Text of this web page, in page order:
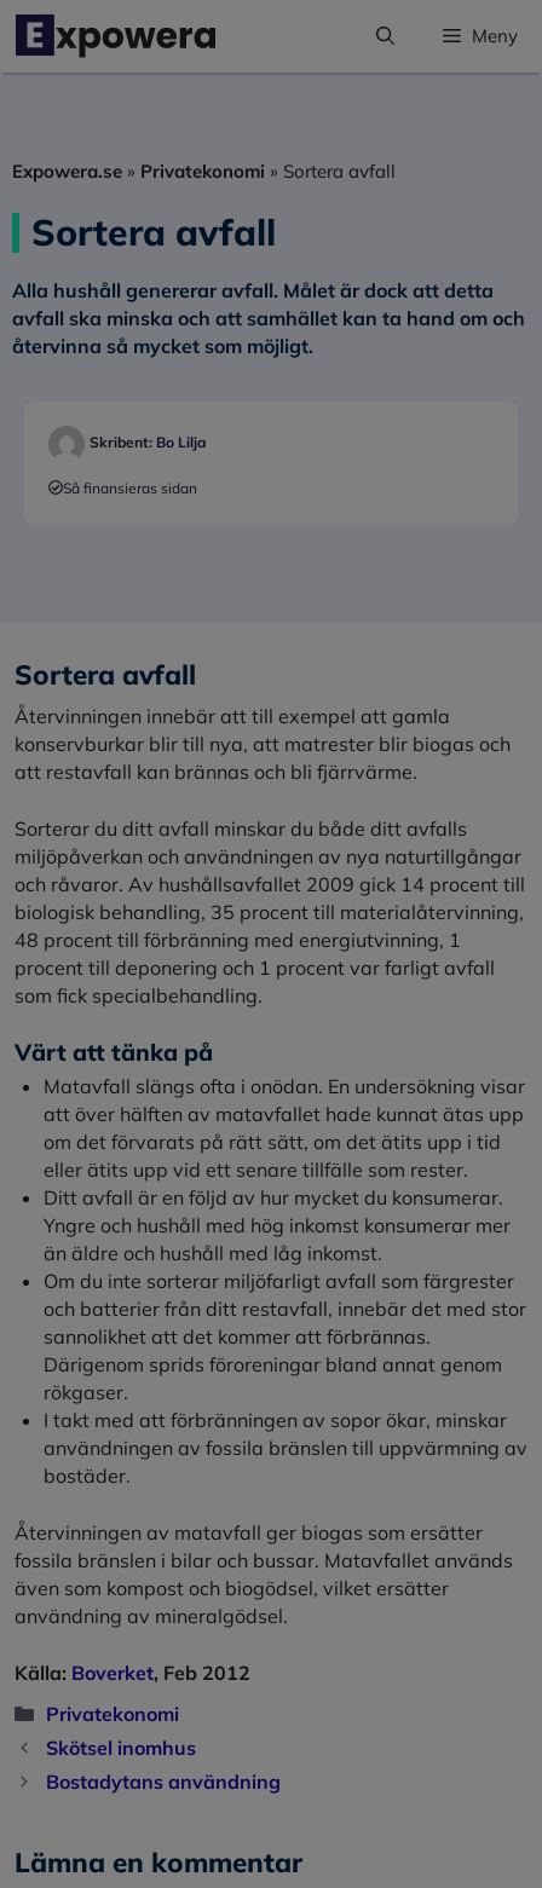
Hoppa
innehåll
Meny
Expowera.se » Privatekonomi » Sortera avfall
Sortera avfall
Alla hushåll genererar avfall. Målet är dock att detta
avfall ska minska och att samhället kan ta hand om och
återvinna så mycket som möjligt.
Skribent: Bo Lilja
Så finansieras sidan
Sortera avfall
Återvinningen innebär att till exempel att gamla
konservburkar blir till nya, att matrester blir biogas och
att restavfall kan brännas och bli fjärrvärme.
Sorterar du ditt avfall minskar du både ditt avfalls
miljöpåverkan och användningen av nya naturtillgångar
och råvaror. Av hushållsavfallet 2009 gick 14 procent till
biologisk behandling, 35 procent till materialåtervinning,
48 procent till förbränning med energiutvinning, 1
procent till deponering och 1 procent var farligt avfall
som fick specialbehandling.
Värt att tänka på
Matavfall slängs ofta i onödan. En undersökning visar
att över hälften av matavfallet hade kunnat ätas upp
om det förvarats på rätt sätt, om det ätits upp i tid
eller ätits upp vid ett senare tillfälle som rester.
Ditt avfall är en följd av hur mycket du konsumerar.
Yngre och hushåll med hög inkomst konsumerar mer
än äldre och hushåll med låg inkomst.
Om du inte sorterar miljöfarligt avfall som färgrester
och batterier från ditt restavfall, innebär det med stor
sannolikhet att det kommer att förbrännas.
Därigenom sprids föroreningar bland annat genom
rökgaser.
I takt med att förbränningen av sopor ökar, minskar
användningen av fossila bränslen till uppvärmning av
bostäder.
Återvinningen av matavfall ger biogas som ersätter
fossila bränslen i bilar och bussar. Matavfallet används
även som kompost och biogödsel, vilket ersätter
användning av mineralgödsel.
Källa: Boverket, Feb 2012
Kategorier
Privatekonomi
Skötsel inomhus
Bostadytans användning
Lämna en kommentar